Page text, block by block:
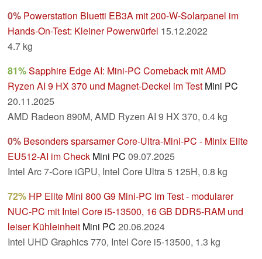
0% Powerstation Bluetti EB3A mit 200-W-Solarpanel im
Hands-On-Test: Kleiner Powerwürfel 15.12.2022
4.7 kg
81%Sapphire Edge AI: Mini-PC Comeback mit AMD
Ryzen AI 9 HX 370 und Magnet-Deckel im Test Mini PC
20.11.2025
AMD Radeon 890M, AMD Ryzen AI 9 HX 370, 0.4 kg
0% Besonders sparsamer Core-Ultra-Mini-PC - Minix Elite
EU512-AI im Check Mini PC 09.07.2025
Intel Arc 7-Core iGPU, Intel Core Ultra 5 125H, 0.8 kg
72% HP Elite Mini 800 G9 Mini-PC im Test - modularer
NUC-PC mit Intel Core i5-13500, 16 GB DDR5-RAM und
leiser Kühleinheit Mini PC 20.06.2024
Intel UHD Graphics 770, Intel Core i5-13500, 1.3 kg